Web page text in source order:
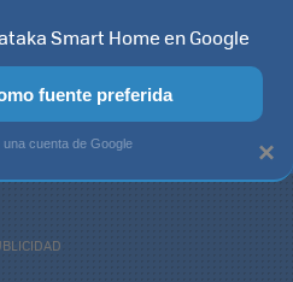
SMART TV SELECCIÓN
×
Smart Home en Google
fuente preferida
cuenta de Google